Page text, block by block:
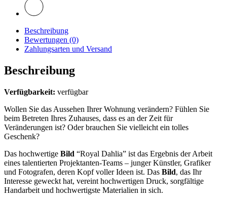
Beschreibung
Bewertungen (0)
Zahlungsarten und Versand
Beschreibung
Verfügbarkeit: verfügbar
Wollen Sie das Aussehen Ihrer Wohnung verändern? Fühlen Sie
beim Betreten Ihres Zuhauses, dass es an der Zeit für
Veränderungen ist? Oder brauchen Sie vielleicht ein tolles
Geschenk?
Das hochwertige Bild “Royal Dahlia” ist das Ergebnis der Arbeit
eines talentierten Projektanten-Teams – junger Künstler, Grafiker
und Fotografen, deren Kopf voller Ideen ist. Das Bild, das Ihr
Interesse geweckt hat, vereint hochwertigen Druck, sorgfältige
Handarbeit und hochwertigste Materialien in sich.